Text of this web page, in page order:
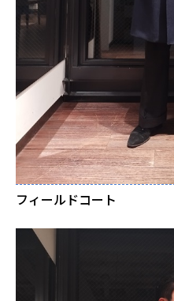
フィールドコート